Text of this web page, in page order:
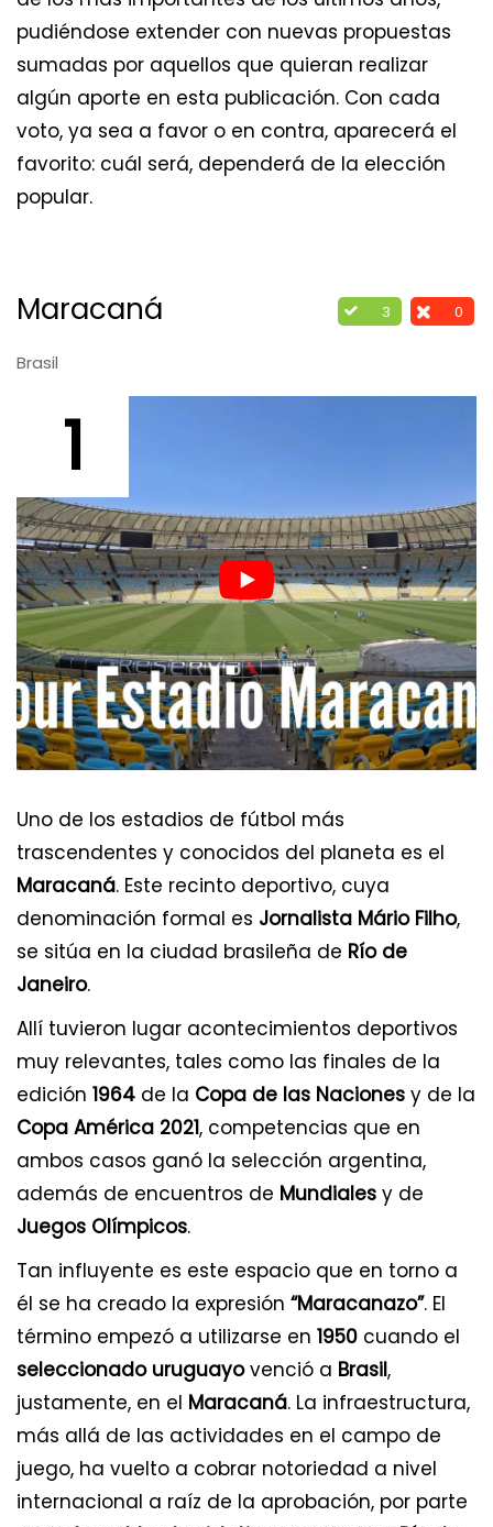
pudiéndose extender con nuevas propuestas
sumadas por aquellos que quieran realizar
algún aporte en esta publicación. Con cada
voto, ya sea a favor o en contra, aparecerá el
favorito: cuál será, dependerá de la elección
popular.
3 0
Maracaná
Brasil
1
Uno de los estadios de fútbol más
trascendentes y conocidos del planeta es el
Maracaná. Este recinto deportivo, cuya
denominación formal es Jornalista Mário Filho,
se sitúa en la ciudad brasileña de Río de
Janeiro.
Allí tuvieron lugar acontecimientos deportivos
muy relevantes, tales como las finales de la
edición 1964 de la Copa de las Naciones y de la
Copa América 2021, competencias que en
ambos casos ganó la selección argentina,
además de encuentros de Mundiales y de
Juegos Olímpicos.
Tan influyente es este espacio que en torno a
él se ha creado la expresión “Maracanazo”. El
término empezó a utilizarse en 1950 cuando el
seleccionado uruguayovenció a Brasil,
justamente, en el Maracaná. La infraestructura,
más allá de las actividades en el campo de
juego, ha vuelto a cobrar notoriedad a nivel
internacional a raíz de la aprobación, por parte